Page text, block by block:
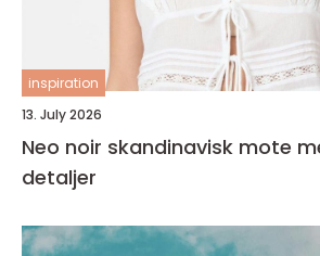
inspiration
13. July 2026
Neo noir skandinavisk mote med feminine
detaljer